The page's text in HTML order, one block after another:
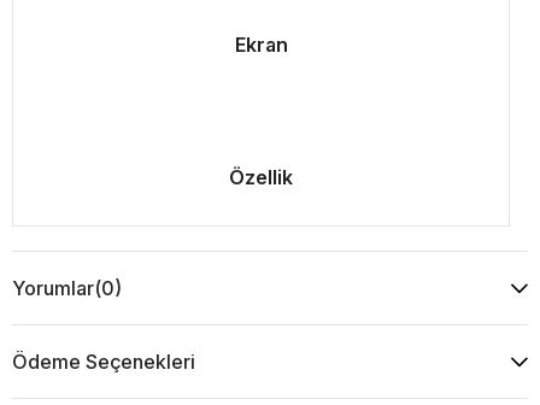
Ekran
Özellik
Yorumlar(0)
Ödeme Seçenekleri